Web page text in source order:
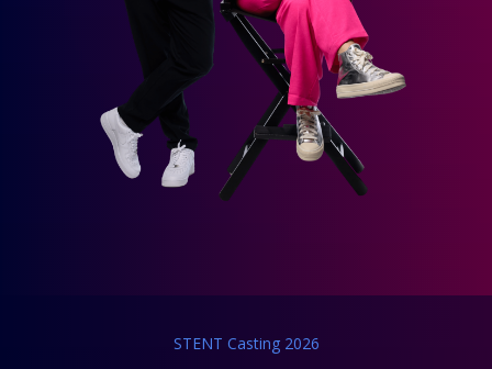
STENT Casting 2026